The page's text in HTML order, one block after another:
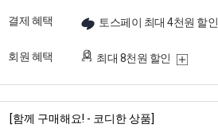
결제 혜택 토스페이 최대 4천원 할인
회원 혜택 최대 8천원 할인
[함께 구매해요! - 코디한 상품]